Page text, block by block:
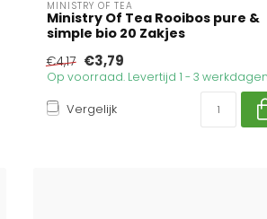
MINISTRY OF TEA
Ministry Of Tea Rooibos pure &
simple bio 20 Zakjes
€4,17 €3,79
Op voorraad. Levertijd 1 - 3 werkdagen
Vergelijk